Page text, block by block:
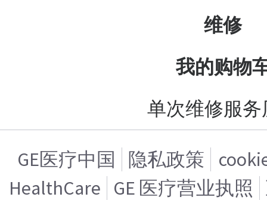
维修
我的购物
单次维修服务
GE医疗中国 隐私政策
HealthCare GE 医疗营业执照